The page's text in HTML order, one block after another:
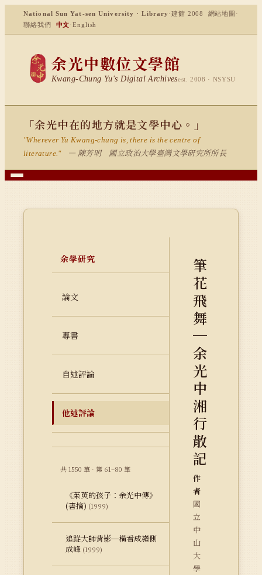
National Sun Yat-sen University · Library ·建館 2008 網站地圖 ·
聯絡我們
中文·English
余光中數位文學館
Kwang-Chung Yu's Digital Archivesest. 2008 · NSYSU
「余光中在的地方就是文學中心。」
"Wherever Yu Kwang-chung is, there is the centre of
literature."
— 陳芳明 國立政治大學臺灣文學研究所所長
余學研究
論文
專書
自述評論
他述評論
共 1550 筆 · 第 61–80 筆
《茱萸的孩子：余光中傳》
(書摘) (1999)
追踨大師背影─橫看成嶺側
成峰 (1999)
筆
花
飛
舞
─
余
光
中
湘
行
散
記
作
者
國
立
中
山
大
學